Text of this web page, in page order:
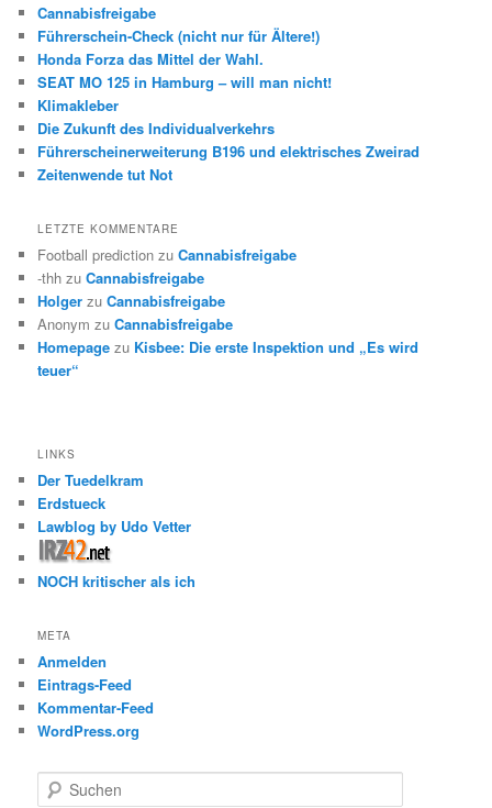
Cannabisfreigabe
Führerschein-Check (nicht nur für Ältere!)
Honda Forza das Mittel der Wahl.
SEAT MO 125 in Hamburg – will man nicht!
Klimakleber
Die Zukunft des Individualverkehrs
Führerscheinerweiterung B196 und elektrisches Zweirad
Zeitenwende tut Not
LETZTE KOMMENTARE
Football prediction zuCannabisfreigabe
-thh zuCannabisfreigabe
Holger zuCannabisfreigabe
Anonym zuCannabisfreigabe
Homepage zu Kisbee: Die erste Inspektion und „Es wird
teuer“
LINKS
Der Tuedelkram
Erdstueck
Lawblog by Udo Vetter
NOCH kritischer als ich
META
Anmelden
Eintrags-Feed
Kommentar-Feed
WordPress.org
u